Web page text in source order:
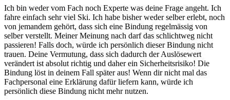
Ich bin weder vom Fach noch Experte was deine Frage angeht. Ich
fahre einfach sehr viel Ski. Ich habe bisher weder selber erlebt, noch
von jemandem gehört, dass sich eine Bindung regelmässig von
selber verstellt. Meiner Meinung nach darf das schlichtweg nicht
passieren! Falls doch, würde ich persönlich dieser Bindung nicht
trauen. Deine Vermutung, dass sich dadurch der Auslösewert
verändert ist absolut richtig und daher ein Sicherheitsrisiko! Die
Bindung löst in deinem Fall später aus! Wenn dir nicht mal das
Fachpersonal eine Erklärung dafür liefern kann, würde ich
persönlich diese Bindung nicht mehr nutzen.